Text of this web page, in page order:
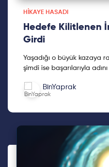
HIKAYE HASADI
Hedefe Kilitlenen
Girdi
Yaşadığı o büyük kazaya
şimdi ise başarılarıyla
hikayesini de almak istedik
Girdi, pes etmemenin bize
BinYaprak